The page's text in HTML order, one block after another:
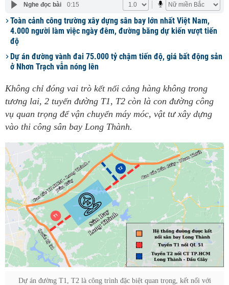
Nghe đọc bài 0:15
Toàn cảnh công trường xây dựng sân bay lớn nhất Việt Nam,
4.000 người làm việc ngày đêm, đường băng dự kiến vượt tiến
độ
Dự án đường vành đai 75.000 tỷ chậm tiến độ, giá bất động sản
ở Nhơn Trạch vẫn nóng lên
Không chỉ đóng vai trò kết nối cảng hàng không trong
tương lai, 2 tuyến đường T1, T2 còn là con đường công
vụ quan trọng để vận chuyển máy móc, vật tư xây dựng
vào thi công sân bay Long Thành.
Dự án đường T1, T2 là công trình đặc biệt quan trọng, kết nối với